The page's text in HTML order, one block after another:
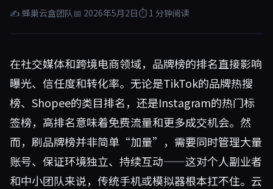
✍ 蜂巢云盒团队📅 2026年5月2日⏱ 1 分钟阅读
在社交媒体和跨境电商领域，品牌榜的排名直接影响
曝光、信任度和转化率。无论是TikTok的品牌热搜
榜、Shopee的类目排名，还是Instagram的热门标
签榜，高排名意味着免费流量和更多成交机会。然
而，刷品牌榜并非简单“加量”，需要同时管理大量
账号、保证环境独立、持续互动——这对个人副业者
和中小团队来说，传统手机或模拟器根本扛不住。云